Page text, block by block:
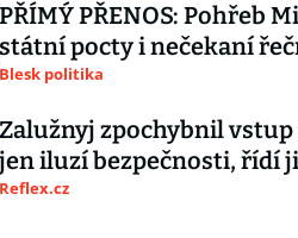
PŘÍMÝ PŘENOS: Pohřeb
státní pocty i nečekaní
Blesk politika
Zalužnyj zpochybnil vstup
jen iluzí bezpečnosti, řídí
Reflex.cz